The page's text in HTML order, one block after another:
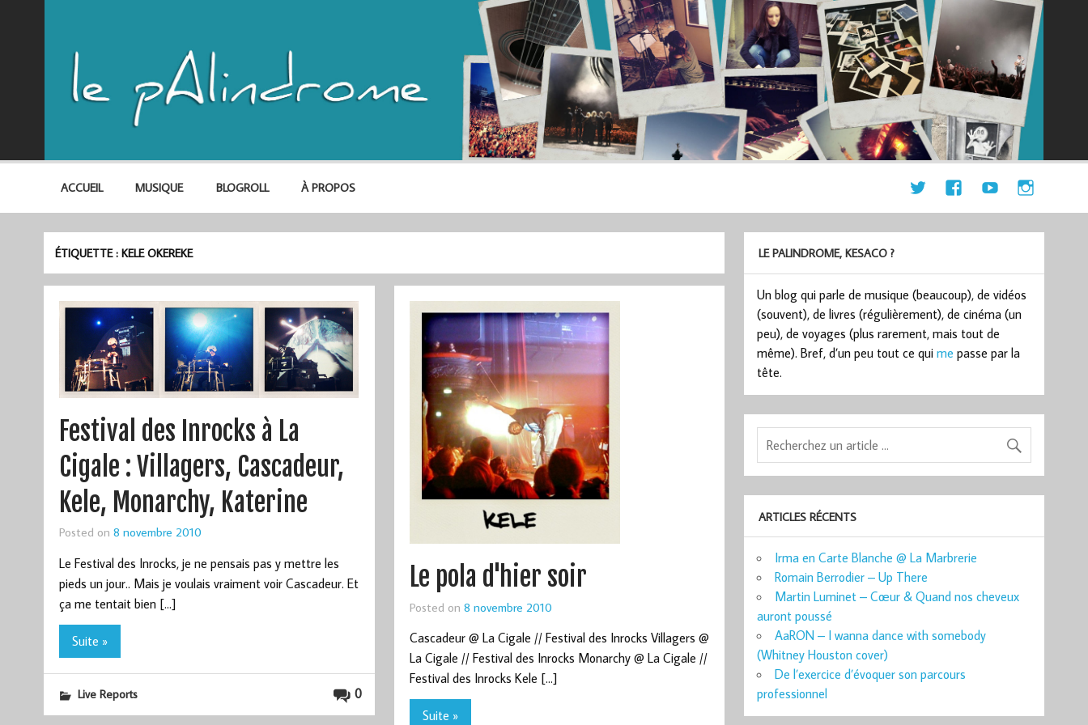
ACCUEIL MUSIQUE BLOGROLL À PROPOS
ÉTIQUETTE :KELE OKEREKE
Festival des Inrocks à La
Cigale : Villagers, Cascadeur,
Kele, Monarchy, Katerine
Posted on 8 novembre 2010
Le Festival des Inrocks, je ne pensais pas y mettre les
pieds un jour.. Mais je voulais vraiment voir Cascadeur. Et
ça me tentait bien […]
Suite »
0
Live Reports
Le pola d'hier soir
Posted on 8 novembre 2010
Cascadeur @ La Cigale // Festival des Inrocks Villagers @
La Cigale // Festival des Inrocks Monarchy @ La Cigale //
Festival des Inrocks Kele […]
Suite »
LE PALINDROME, KESACO ?
Un blog qui parle de musique (beaucoup), de vidéos
(souvent), de livres (régulièrement), de cinéma (un
peu), de voyages (plus rarement, mais tout de
même). Bref, d’un peu tout ce quime passe par la
tête.
ARTICLES RÉCENTS
Irma en Carte Blanche @ La Marbrerie
Romain Berrodier – Up There
Martin Luminet – Cœur & Quand nos cheveux
auront poussé
AaRON – I wanna dance with somebody
(Whitney Houston cover)
De l’exercice d’évoquer son parcours
professionnel